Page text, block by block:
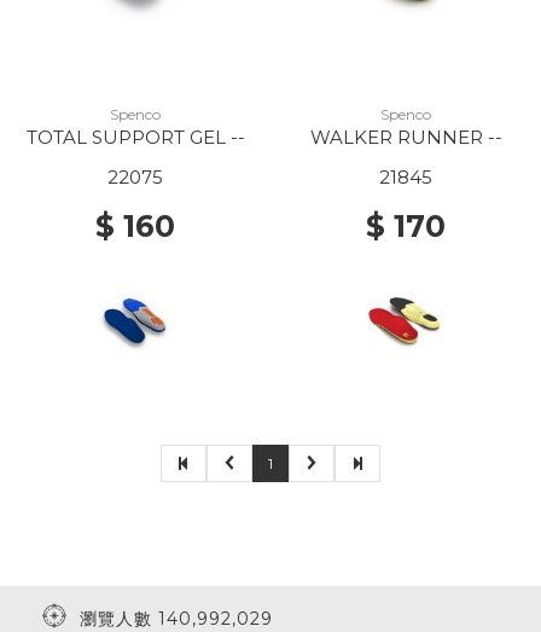
Spenco
TOTAL SUPPORT GEL --
22075
$ 160
Spenco
WALKER RUNNER --
21845
$ 170
1
瀏覽人數 140,992,029